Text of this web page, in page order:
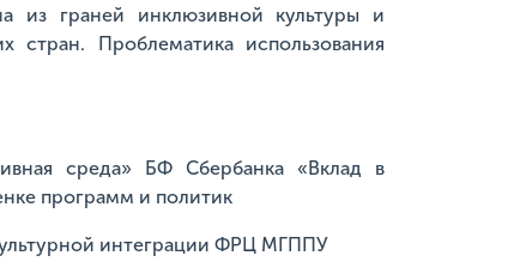
из граней инклюзивной культуры и
стран. Проблематика использования
среда» БФ Сбербанка «Вклад в
программ и политик
интеграции ФРЦ МГППУ